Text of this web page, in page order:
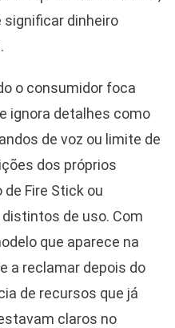
significar dinheiro
o consumidor foca
ignora detalhes como
de voz ou limite de
dos próprios
Fire Stick ou
de uso. Com
que aparece na
a reclamar depois do
de recursos que já
claros no